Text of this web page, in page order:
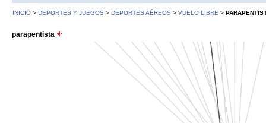
INICIO > DEPORTES Y JUEGOS > DEPORTES AÉREOS > VUELO LIBRE >
parapentista